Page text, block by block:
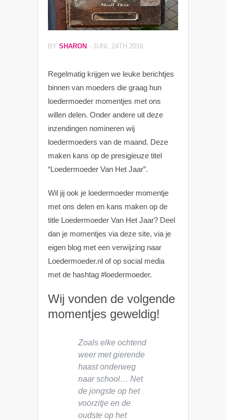
BY SHARON - JUNI, 24TH 2016
Regelmatig krijgen we leuke berichtjes
binnen van moeders die graag hun
loedermoeder momentjes met ons
willen delen. Onder andere uit deze
inzendingen nomineren wij
loedermoeders van de maand. Deze
maken kans op de presigieuze titel
“Loedermoeder Van Het Jaar”.
Wil jij ook je loedermoeder momentje
met ons delen en kans maken op de
title Loedermoeder Van Het Jaar? Deel
dan je momentjes via deze site, via je
eigen blog met een verwijzing naar
Loedermoeder.nl of op social media
met de hashtag #loedermoeder.
Wij vonden de volgende
momentjes geweldig!
Zoals elke ochtend
weer met gierende
haast onderweg
naar school… Net
de jongste op het
voorzitje en de
oudste op het